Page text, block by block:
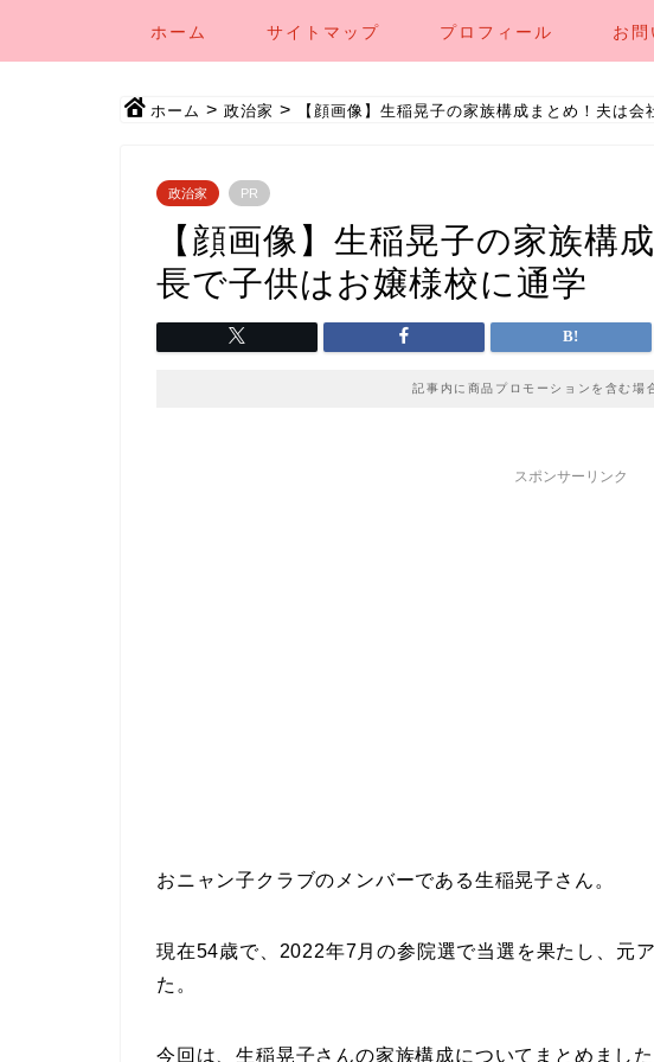
ホーム サイトマップ プロフィール お
ホーム > 政治家 > 【顔画像】生稲晃子の家族構成まとめ！夫は
政治家 PR
【顔画像】生稲晃子の家族構
長で子供はお嬢様校に通学
記事内に商品プロモーションを含む場
スポンサーリンク
おニャン子クラブのメンバーである生稲晃子さん。
現在54歳で、2022年7月の参院選で当選を果たし、元
た。
今回は、生稲晃子さんの家族構成についてまとめました